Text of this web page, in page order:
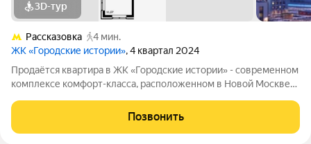
3D-тур
Рассказовка
4 мин.
ЖК «Городские истории», 4 квартал 2024
Продаётся квартира в ЖК «Городские истории» - современном
комплексе комфорт-класса, расположенном в Новой Москве
продаже 3-комнатная квартира, на 14-этаже, общей площадью
71.87 кв. м. Жилой
Позвонить